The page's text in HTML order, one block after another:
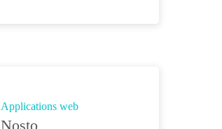
Applications web
Nosto